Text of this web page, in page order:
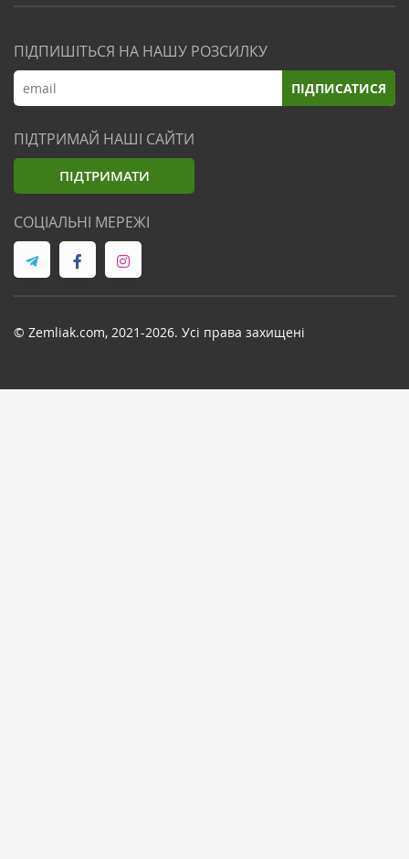
ПІДПИШІТЬСЯ НА НАШУ РОЗСИЛКУ
ПІДПИСАТИСЯ
ПІДТРИМАЙ НАШІ САЙТИ
ПІДТРИМАТИ
СОЦІАЛЬНІ МЕРЕЖІ
© Zemliak.com, 2021-2026. Усі права захищені